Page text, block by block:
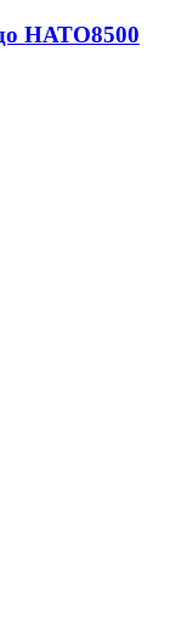
до НАТО8500